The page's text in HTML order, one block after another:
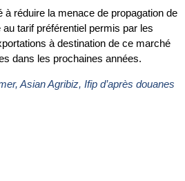
à réduire la menace de propagation de
au tarif préférentiel permis par les
à destination de ce marché
dans les prochaines années.
Asian Agribiz, Ifip d’après douanes